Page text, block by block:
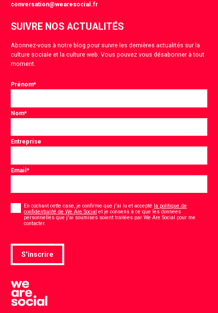
conversation@wearesocial.fr
SUIVRE NOS ACTUALITÉS
Abonnez-vous à notre blog pour suivre les dernières actualités sur la
culture sociale et la culture web. Vous pouvez vous désabonner à tout
moment.
Prénom*
Nom*
Entreprise
Email*
En cochant cette case, je confirme que j'ai lu et accepté la politique de
confidentialité de We Are Social et je consens à ce que les données
personnelles que j'ai soumises soient traitées par We Are Social pour me
contacter.
S'inscrire